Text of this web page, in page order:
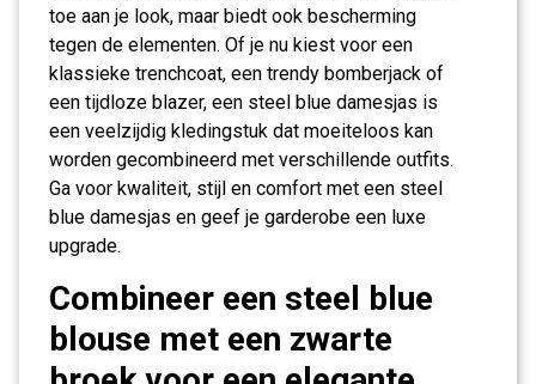
toe aan je look, maar biedt ook bescherming
tegen de elementen. Of je nu kiest voor een
klassieke trenchcoat, een trendy bomberjack of
een tijdloze blazer, een steel blue damesjas is
een veelzijdig kledingstuk dat moeiteloos kan
worden gecombineerd met verschillende outfits.
Ga voor kwaliteit, stijl en comfort met een steel
blue damesjas en geef je garderobe een luxe
upgrade.
Combineer een steel blue
blouse met een zwarte